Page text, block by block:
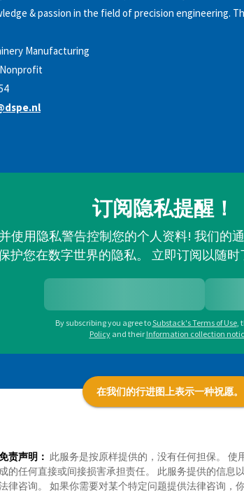
& passion in the field of precision engineering.
Manufacturing
Nonprofit
订阅隐私提醒！
使用隐私警告控制您的个人资料! 我们的
护您在数字世界的隐私。 立即订阅以随时
By subscribing you agree toSubstack's Terms of Use,
Policy and their Information collection
在我们的行进图上表示一种祝愿。
责声明： 此服务是按原样提供的，没有任何担保。
成的任何直接或间接损害承担责任。 此服务提供的信
律咨询。 如果你需要对某个特定问题提供法律咨询，